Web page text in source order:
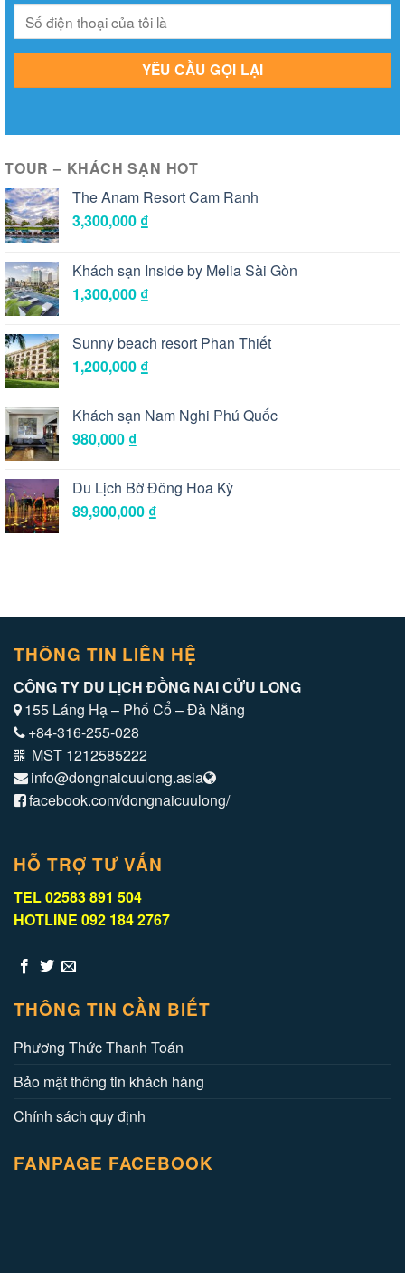
TOUR – KHÁCH SẠN HOT
The Anam Resort Cam Ranh
3,300,000 ₫
Khách sạn Inside by Melia Sài Gòn
1,300,000 ₫
Sunny beach resort Phan Thiết
1,200,000 ₫
Khách sạn Nam Nghi Phú Quốc
980,000 ₫
Du Lịch Bờ Đông Hoa Kỳ
89,900,000 ₫
THÔNG TIN LIÊN HỆ
CÔNG TY DU LỊCH ĐỒNG NAI CỬU LONG
155 Láng Hạ – Phố Cổ – Đà Nẵng
+84-316-255-028
MST 1212585222
info@dongnaicuulong.asia
facebook.com/dongnaicuulong/
HỖ TRỢ TƯ VẤN
TEL 02583 891 504
HOTLINE 092 184 2767
THÔNG TIN CẦN BIẾT
Phương Thức Thanh Toán
Bảo mật thông tin khách hàng
Chính sách quy định
FANPAGE FACEBOOK